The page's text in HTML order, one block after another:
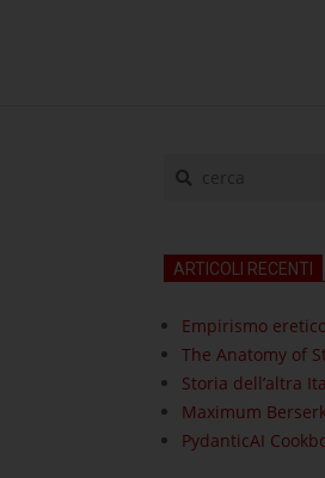
cerca
ARTICOLI RECENTI
Empirismo
The Anatomy of
Storia dell’altra
Maximum
PydanticAI